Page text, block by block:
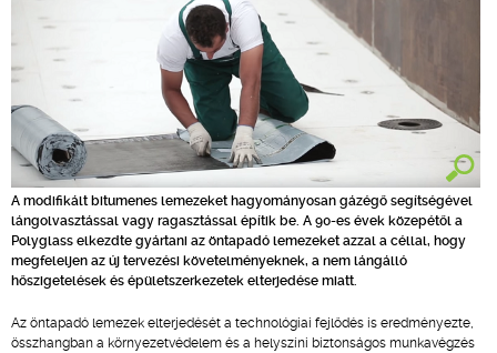
A modifikált bitumenes lemezeket hagyományosan gázégő segítségével
lángolvasztással vagy ragasztással építik be. A 90-es évek közepétől a
Polyglass elkezdte gyártani az öntapadó lemezeket azzal a céllal, hogy
megfeleljen az új tervezési követelményeknek, a nem lángálló
hőszigetelések és épületszerkezetek elterjedése miatt.
Az öntapadó lemezek elterjedését a technológiai fejlődés is eredményezte,
összhangban a környezetvédelem és a helyszíni biztonságos munkavégzés